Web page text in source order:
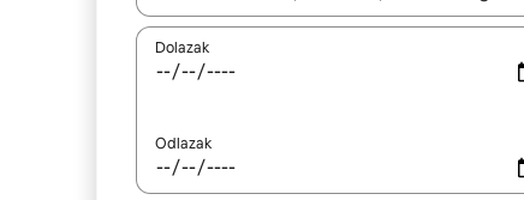
Dolazak
Odlazak